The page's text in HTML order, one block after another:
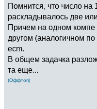
Помнится, что число на
раскладывалось две
Причем на одном компе
другом (аналогичном
ecm.
В общем задачка
та еще...
(Оффтоп)